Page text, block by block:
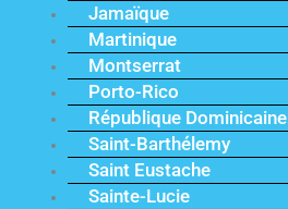
Jamaïque
Martinique
Montserrat
Porto-Rico
République Dominicaine
Saint-Barthélemy
Saint Eustache
Sainte-Lucie